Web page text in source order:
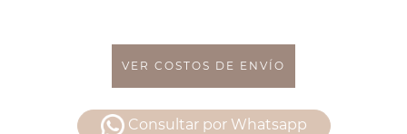
VER COSTOS DE ENVÍO
Consultar por Whatsapp